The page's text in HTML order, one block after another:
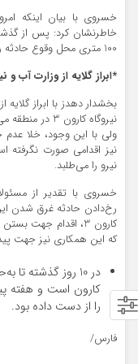
خاطرنشان کرد: پس از
100 متری محل وقوع حادثه روی آب آمد و خارج شد.
*ابراز گلایه از وزارت آب و
بخشدار دهدز با ابراز
نیروگاه
ولی با این وجود، خلا
نیز اقدامی صورت
نیرو را می‌طلبد.
رخ‌دادن حادثه غرق شدن
کارون 3، اقدام
که این همکاری نیز جهت
در 10 روز گذشته
کارون است و
را از دست داده بود.
فارس/